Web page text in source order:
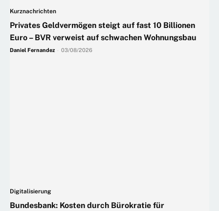
Kurznachrichten
Privates Geldvermögen steigt auf fast 10 Billionen
Euro – BVR verweist auf schwachen Wohnungsbau
Daniel Fernandez 03/08/2026
Digitalisierung
Bundesbank: Kosten durch Bürokratie für